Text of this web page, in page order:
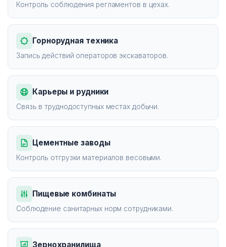
Контроль соблюдения регламентов в цехах.
Горнорудная техника
Запись действий операторов экскаваторов.
Карьеры и рудники
Связь в труднодоступных местах добычи.
Цементные заводы
Контроль отгрузки материалов весовыми.
Пищевые комбинаты
Соблюдение санитарных норм сотрудниками.
Зернохранилища